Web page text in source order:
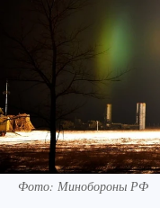
Фото: Минобороны РФ